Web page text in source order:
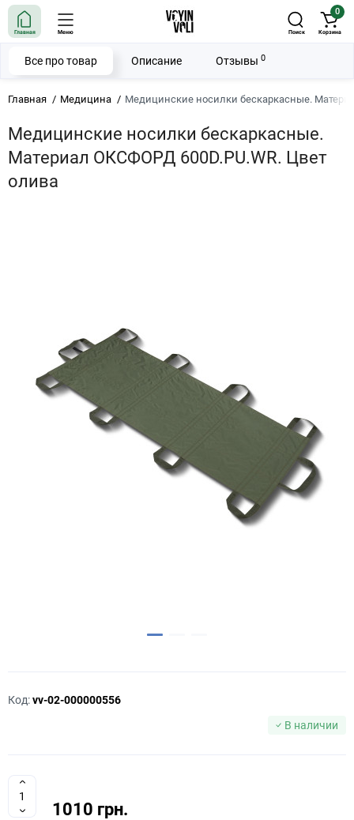
Главная Меню Поиск
0
Корзина
Главная Медицина Медицинские носилки бескаркасные.
Медицинские носилки бескаркасные.
Материал ОКСФОРД 600D.PU.WR. Цвет
олива
Все про товар Описание Отзывы 0
Код:vv-02-000000556
В наличии
1010 грн.